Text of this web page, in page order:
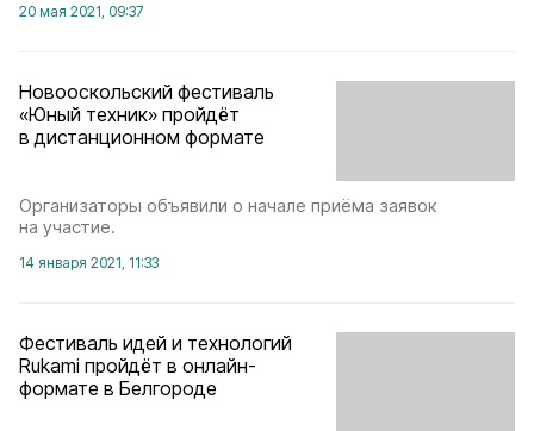
20 мая 2021, 09:37
Новооскольский фестиваль
«Юный техник» пройдёт
в дистанционном формате
Организаторы объявили о начале приёма заявок
на участие.
14 января 2021, 11:33
Фестиваль идей и технологий
Rukami пройдёт в онлайн-
формате в Белгороде